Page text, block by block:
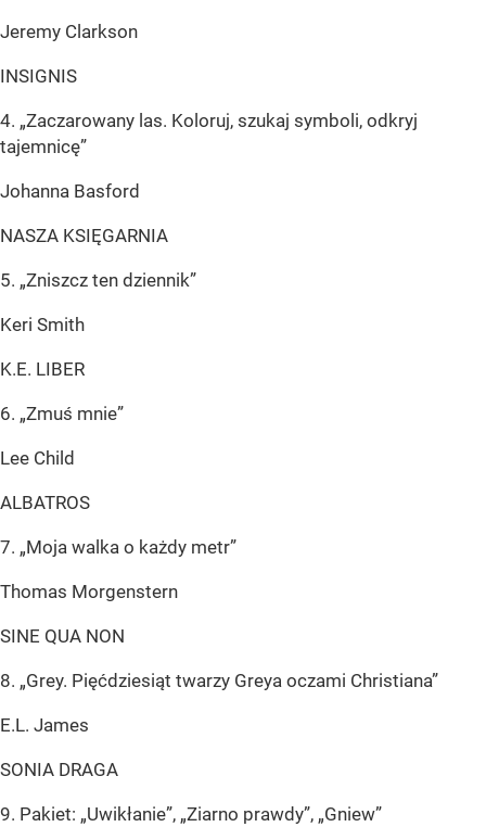
Jeremy Clarkson
INSIGNIS
4. „Zaczarowany las. Koloruj, szukaj symboli, odkryj
tajemnicę”
Johanna Basford
NASZA KSIĘGARNIA
5. „Zniszcz ten dziennik”
Keri Smith
K.E. LIBER
6. „Zmuś mnie”
Lee Child
ALBATROS
7. „Moja walka o każdy metr”
Thomas Morgenstern
SINE QUA NON
8. „Grey. Pięćdziesiąt twarzy Greya oczami Christiana”
E.L. James
SONIA DRAGA
9. Pakiet: „Uwikłanie”, „Ziarno prawdy”, „Gniew”